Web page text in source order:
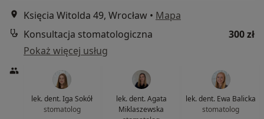
Księcia Witolda 49, Wrocław • Mapa
Konsultacja stomatologiczna
300 zł
Pokaż więcej usług
lek. dent. Iga Sokół
stomatolog
lek. dent. Agata
Miklaszewska
lek. dent. Ewa Balicka
stomatolog